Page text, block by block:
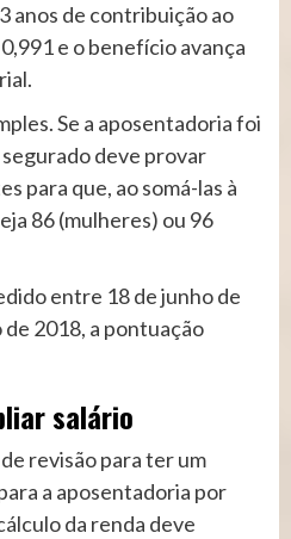
anos de contribuição ao
e o benefício avança
Se a aposentadoria foi
deve provar
para que, ao somá-las à
86 (mulheres) ou 96
entre 18 de junho de
2018, a pontuação
salário
revisão para ter um
a aposentadoria por
da renda deve